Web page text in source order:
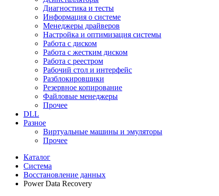
Диагностика и тесты
Информация о системе
Менеджеры драйверов
Настройка и оптимизация системы
Работа с диском
Работа с жестким диском
Работа с реестром
Рабочий стол и интерфейс
Разблокировщики
Резервное копирование
Файловые менеджеры
Прочее
DLL
Разное
Виртуальные машины и эмуляторы
Прочее
Каталог
Система
Восстановление данных
Power Data Recovery